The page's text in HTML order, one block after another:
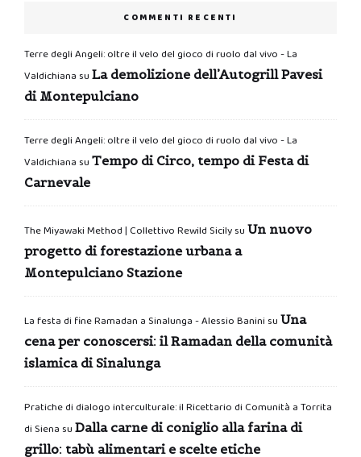
COMMENTI RECENTI
Terre degli Angeli: oltre il velo del gioco di ruolo dal vivo - La
Valdichiana su La demolizione dell’Autogrill Pavesi
di Montepulciano
Terre degli Angeli: oltre il velo del gioco di ruolo dal vivo - La
Valdichiana su Tempo di Circo, tempo di Festa di
Carnevale
The Miyawaki Method | Collettivo Rewild Sicilysu Un nuovo
progetto di forestazione urbana a
Montepulciano Stazione
La festa di fine Ramadan a Sinalunga - Alessio Banini su Una
cena per conoscersi: il Ramadan della comunità
islamica di Sinalunga
Pratiche di dialogo interculturale: il Ricettario di Comunità a Torrita
di Siena su Dalla carne di coniglio alla farina di
grillo: tabù alimentari e scelte etiche